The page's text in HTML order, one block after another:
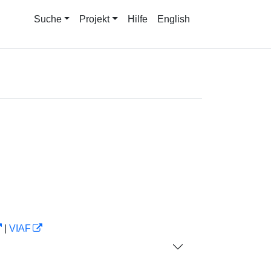
Suche Projekt Hilfe English
VIAF